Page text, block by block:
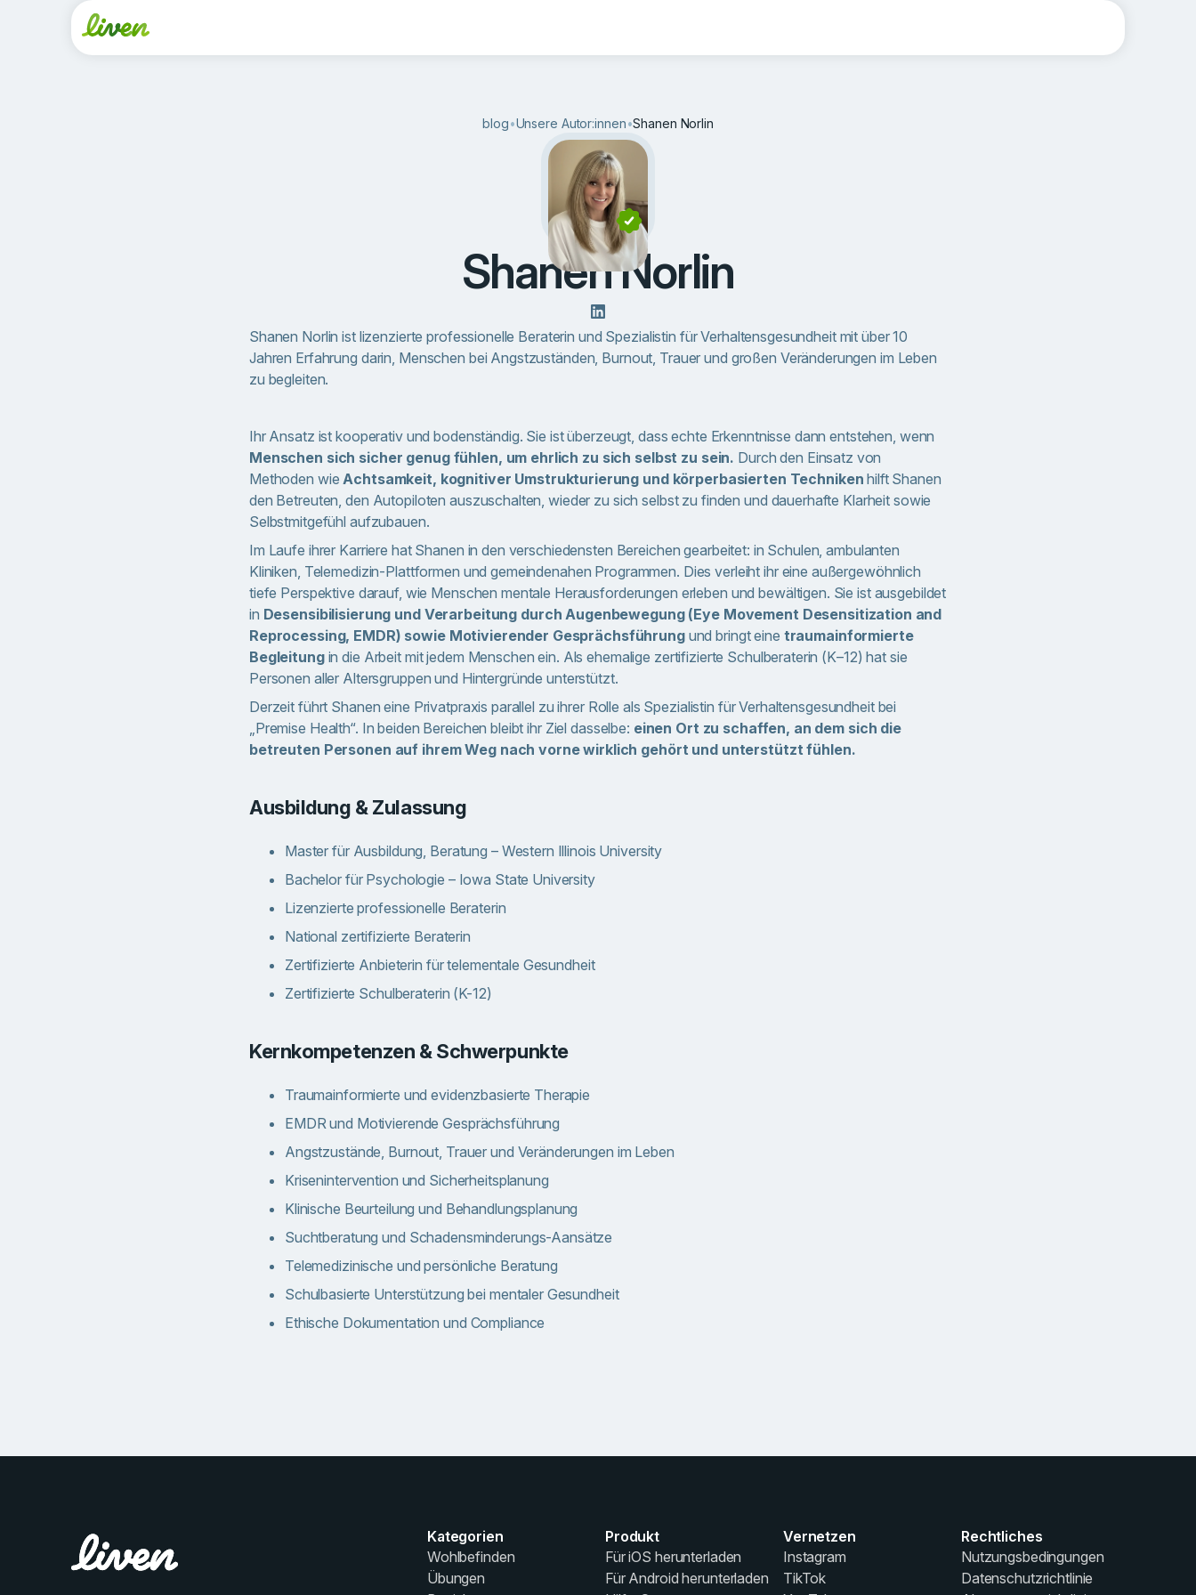
blog•Unsere Autor:innen•Shanen Norlin
Shanen Norlin
Shanen Norlin ist lizenzierte professionelle Beraterin und Spezialistin für Verhaltensgesundheit mit über 10
Jahren Erfahrung darin, Menschen bei Angstzuständen, Burnout, Trauer und großen Veränderungen im Leben
zu begleiten.
Ihr Ansatz ist kooperativ und bodenständig. Sie ist überzeugt, dass echte Erkenntnisse dann entstehen, wenn
Menschen sich sicher genug fühlen, um ehrlich zu sich selbst zu sein. Durch den Einsatz von
Methoden wieAchtsamkeit, kognitiver Umstrukturierung und körperbasierten Technikenhilft Shanen
den Betreuten, den Autopiloten auszuschalten, wieder zu sich selbst zu finden und dauerhafte Klarheit sowie
Selbstmitgefühl aufzubauen.
Im Laufe ihrer Karriere hat Shanen in den verschiedensten Bereichen gearbeitet: in Schulen, ambulanten
Kliniken, Telemedizin-Plattformen und gemeindenahen Programmen. Dies verleiht ihr eine außergewöhnlich
tiefe Perspektive darauf, wie Menschen mentale Herausforderungen erleben und bewältigen. Sie ist ausgebildet
in Desensibilisierung und Verarbeitung durch Augenbewegung (Eye Movement Desensitization and
Reprocessing, EMDR) sowie Motivierender Gesprächsführungund bringt eine traumainformierte
Begleitungin die Arbeit mit jedem Menschen ein. Als ehemalige zertifizierte Schulberaterin (K–12) hat sie
Personen aller Altersgruppen und Hintergründe unterstützt.
Derzeit führt Shanen eine Privatpraxis parallel zu ihrer Rolle als Spezialistin für Verhaltensgesundheit bei
„Premise Health“. In beiden Bereichen bleibt ihr Ziel dasselbe: einen Ort zu schaffen, an dem sich die
betreuten Personen auf ihrem Weg nach vorne wirklich gehört und unterstützt fühlen.
Ausbildung & Zulassung
Master für Ausbildung, Beratung – Western Illinois University
Bachelor für Psychologie – Iowa State University
Lizenzierte professionelle Beraterin
National zertifizierte Beraterin
Zertifizierte Anbieterin für telementale Gesundheit
Zertifizierte Schulberaterin (K-12)
Kernkompetenzen & Schwerpunkte
Traumainformierte und evidenzbasierte Therapie
EMDR und Motivierende Gesprächsführung
Angstzustände, Burnout, Trauer und Veränderungen im Leben
Krisenintervention und Sicherheitsplanung
Klinische Beurteilung und Behandlungsplanung
Suchtberatung und Schadensminderungs-Aansätze
Telemedizinische und persönliche Beratung
Schulbasierte Unterstützung bei mentaler Gesundheit
Ethische Dokumentation und Compliance
Kategorien
Wohlbefinden
Übungen
Produkt
Für iOS herunterladen
Für Android herunterladen
Vernetzen
Instagram
TikTok
Rechtliches
Nutzungsbedingungen
Datenschutzrichtlinie